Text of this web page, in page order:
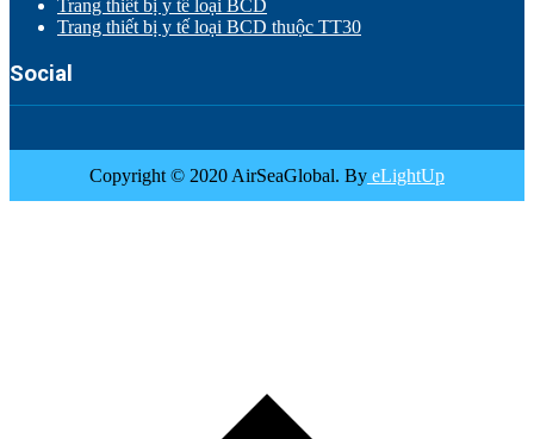
Trang thiết bị y tế loại BCD
Trang thiết bị y tế loại BCD thuộc TT30
Social
Copyright © 2020 AirSeaGlobal. By eLightUp